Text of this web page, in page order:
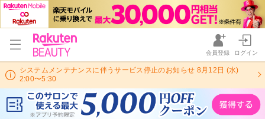
会員登録 ログイン
システムメンテナンスに伴うサービス停止のお知らせ 8月12日 (水)
2:00〜5:30